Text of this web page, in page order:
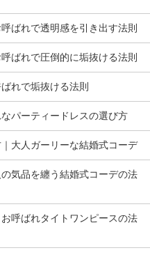
ばれで透明感を引き出す法則
ばれで圧倒的に垢抜ける法則
れで垢抜ける法則
パーティードレスの選び方
大人ガーリーな結婚式コーデ
気品を纏う結婚式コーデの法
呼ばれタイトワンピースの法